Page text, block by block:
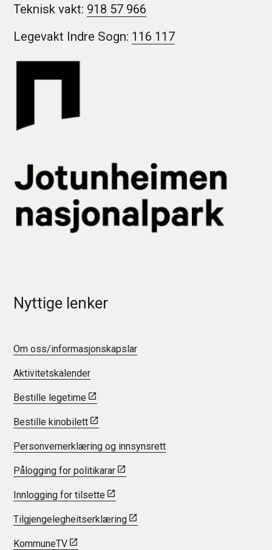
Teknisk vakt: 918 57 966
Legevakt Indre Sogn: 116 117
Nyttige lenker
Om oss/informasjonskapslar
Aktivitetskalender
Bestille legetime
Bestille kinobilett
Personvernerklæring og innsynsrett
Pålogging for politikarar
Innlogging for tilsette
Tilgjengelegheitserklæring
KommuneTV